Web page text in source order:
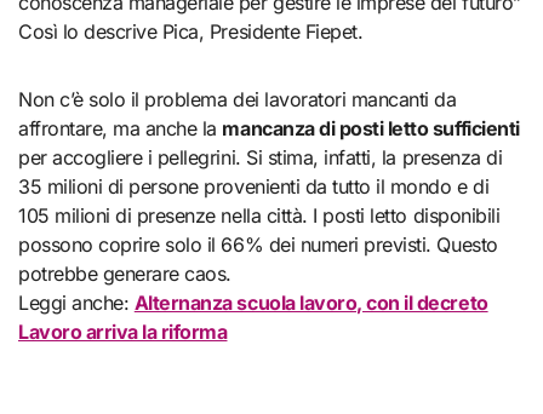
Così lo descrive Pica, Presidente Fiepet.
Non c’è solo il problema dei lavoratori mancanti da
affrontare, ma anche la mancanza di posti letto sufficienti
per accogliere i pellegrini. Si stima, infatti, la presenza di
35 milioni di persone provenienti da tutto il mondo e di
105 milioni di presenze nella città. I posti letto disponibili
possono coprire solo il 66% dei numeri previsti. Questo
potrebbe generare caos.
Leggi anche: Alternanza scuola lavoro, con il decreto
Lavoro arriva la riforma